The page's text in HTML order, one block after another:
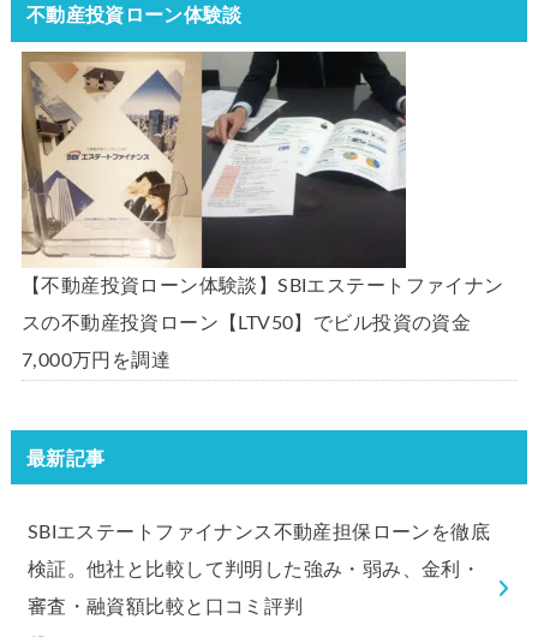
不動産投資ローン体験談
【不動産投資ローン体験談】SBIエステートファイナン
スの不動産投資ローン【LTV50】でビル投資の資金
7,000万円を調達
最新記事
SBIエステートファイナンス不動産担保ローンを徹底
検証。他社と比較して判明した強み・弱み、金利・
審査・融資額比較と口コミ評判